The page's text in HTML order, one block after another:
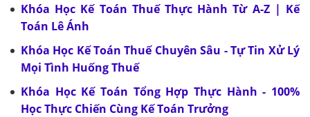
Khóa Học Kế Toán Thuế Thực Hành Từ A-Z | Kế
Toán Lê Ánh
Khóa Học Kế Toán Thuế Chuyên Sâu - Tự Tin Xử Lý
Mọi Tình Huống Thuế
Khóa Học Kế Toán Tổng Hợp Thực Hành - 100%
Học Thực Chiến Cùng Kế Toán Trưởng